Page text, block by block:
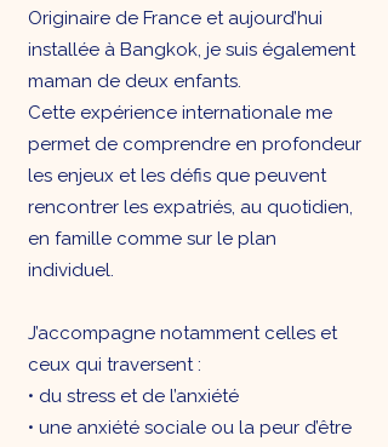
Originaire de France et aujourd’hui
installée à Bangkok, je suis également
maman de deux enfants.
Cette expérience internationale me
permet de comprendre en profondeur
les enjeux et les défis que peuvent
rencontrer les expatriés, au quotidien,
en famille comme sur le plan
individuel.
J’accompagne notamment celles et
ceux qui traversent :
• du stress et de l’anxiété
• une anxiété sociale ou la peur d’être